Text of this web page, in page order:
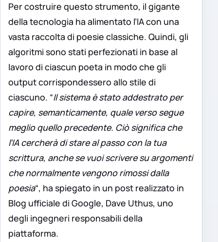
Per costruire questo strumento, il gigante
della tecnologia ha alimentato l’IA con una
vasta raccolta di poesie classiche. Quindi, gli
algoritmi sono stati perfezionati in base al
lavoro di ciascun poeta in modo che gli
output corrispondessero allo stile di
ciascuno. “Il sistema è stato addestrato per
capire, semanticamente, quale verso segue
meglio quello precedente. Ciò significa che
l’IA cercherà di stare al passo con la tua
scrittura, anche se vuoi scrivere su argomenti
che normalmente vengono rimossi dalla
poesia“, ha spiegato in un post realizzato in
Blog ufficiale di Google, Dave Uthus, uno
degli ingegneri responsabili della
piattaforma.